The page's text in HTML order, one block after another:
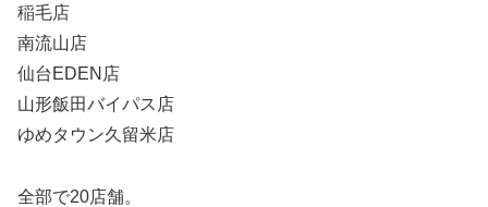
稲毛店
南流山店
仙台EDEN店
山形飯田バイパス店
ゆめタウン久留米店
全部で20店舗。